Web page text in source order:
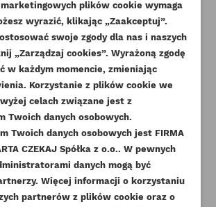
LISTY ŻYCZEŃ
add_circle_outline Stwórz nową listę życzeń
ŻYCZEŃ
ŻYCZEŃ
Anuluj Utwórz listę życzeń
((cancelText)) ((modalDeleteText))
by zapisać produkty na
Anuluj Zaloguj się
przeznaczonych do różnorodnych
zarówno standardowych, jak i
naszej bogatej ofercie,
rozmiary, jesteśmy w stanie
najbardziej wymagających klientów.
dostępne są zarówno w wersji
dla większości silników, jak i w
która sprawdzi się w bardziej
na stronie Esilniki24.pl
wysoką jakością i są dedykowane do
plików cookie wymaga
wyrazić, klikając „Zaakceptuj”.
swoje zgody dla nas i naszych
„Zarządzaj cookies”. Wyrażoną zgodę
w każdym momencie, zmieniając
Korzystanie z plików cookie we
celach związane jest z
Twoich danych osobowych.
Twoich danych osobowych jest FIRMA
CZEKAJ Spółka z o.o.. W pewnych
danych mogą być
Więcej informacji o korzystaniu
partnerów z plików cookie oraz o